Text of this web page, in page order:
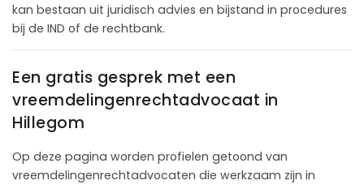
kan bestaan uit juridisch advies en bijstand in procedures
bij de IND of de rechtbank.
Een gratis gesprek met een
vreemdelingenrechtadvocaat in
Hillegom
Op deze pagina worden profielen getoond van
vreemdelingenrechtadvocaten die werkzaam zijn in